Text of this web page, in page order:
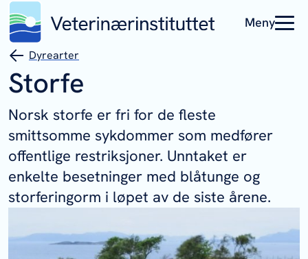
Meny
Dyrearter
Storfe
Norsk storfe er fri for de fleste
smittsomme sykdommer som medfører
offentlige restriksjoner. Unntaket er
enkelte besetninger med blåtunge og
storferingorm i løpet av de siste årene.